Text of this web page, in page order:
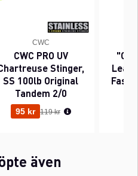
CWC
CWC PRO UV
Stinger,
SS 100lb Original
Tandem 2/0
95 kr Ordinarie pris:
119 kr
även